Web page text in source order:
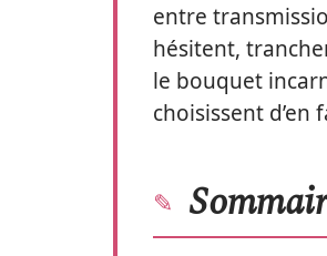
entre
hésitent,
le bouquet
choisissent